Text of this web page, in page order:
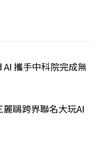
攜手中科院完成無
鷗跨界聯名大玩AI